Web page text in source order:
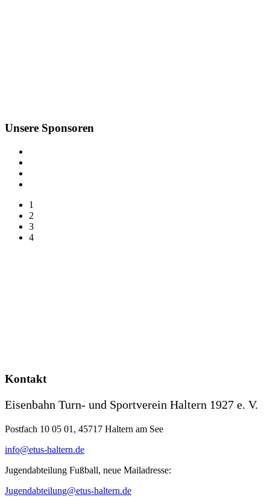
Unsere Sponsoren
1
2
3
4
Kontakt
Eisenbahn Turn- und Sportverein Haltern 1927 e. V.
Postfach 10 05 01, 45717 Haltern am See
info@etus-haltern.de
Jugendabteilung Fußball, neue Mailadresse:
Jugendabteilung@etus-haltern.de